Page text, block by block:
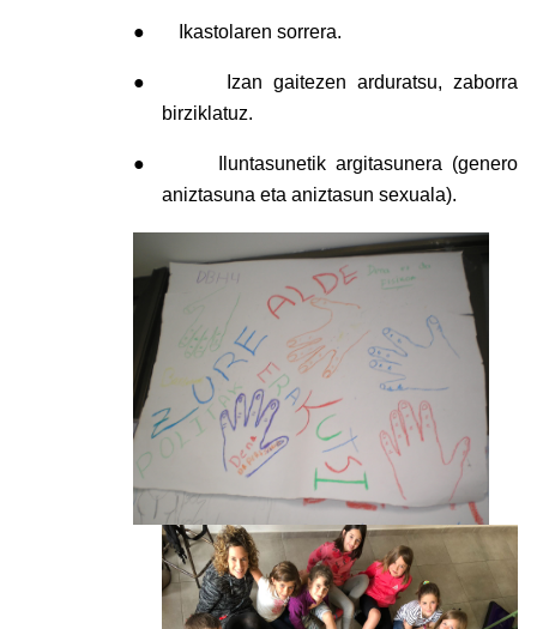
● Ikastolaren sorrera.
●
Izan gaitezen arduratsu, zaborra
birziklatuz.
●
Iluntasunetik argitasunera (genero
aniztasuna eta aniztasun sexuala).